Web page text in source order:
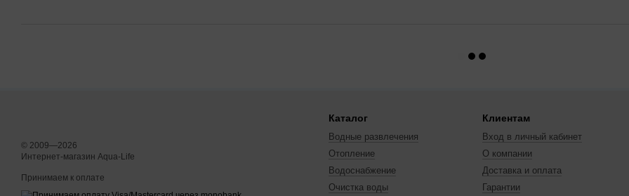
© 2009—2026
Интернет-магазин Aqua-Life
Принимаем к оплате
Каталог
Водные развлечения
Отопление
Водоснабжение
Очистка воды
Клиентам
Вход в личный кабинет
О компании
Доставка и оплата
Гарантии